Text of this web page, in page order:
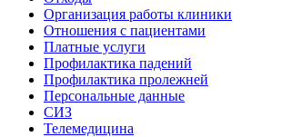
Организация работы клиники
Отношения с пациентами
Платные услуги
Профилактика падений
Профилактика пролежней
Персональные данные
СИЗ
Телемедицина